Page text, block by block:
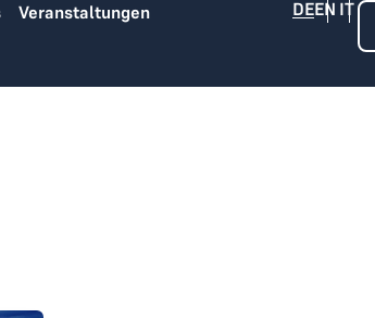
Veranstaltungen